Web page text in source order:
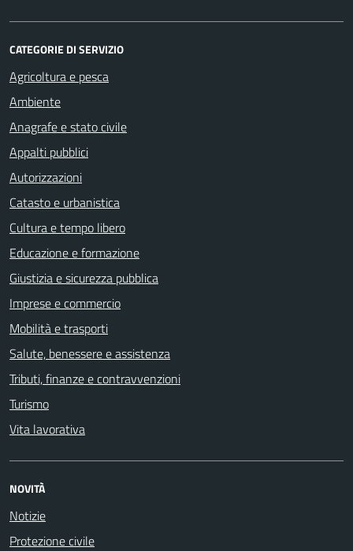
CATEGORIE DI SERVIZIO
Agricoltura e pesca
Ambiente
Anagrafe e stato civile
Appalti pubblici
Autorizzazioni
Catasto e urbanistica
Cultura e tempo libero
Educazione e formazione
Giustizia e sicurezza pubblica
Imprese e commercio
Mobilità e trasporti
Salute, benessere e assistenza
Tributi, finanze e contravvenzioni
Turismo
Vita lavorativa
NOVITÀ
Notizie
Protezione civile